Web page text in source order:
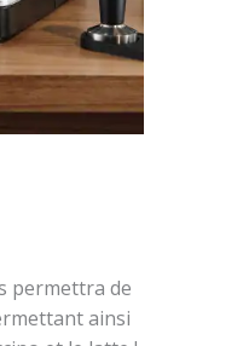
permettra de
ainsi